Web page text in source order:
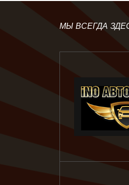
МЫ ВСЕГДА